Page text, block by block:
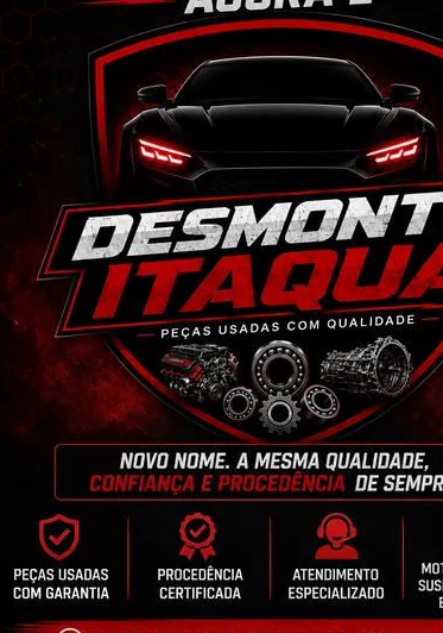
da peça;
de perguntas;
para evitar trocas;
o CEP na área de perguntas para realizar
Certificado de Procedência
do Consumidor, é de 90 (noventa) dias a
de reparar o produto, o cliente poderá
do crédito como parte do pagamento
A ga...